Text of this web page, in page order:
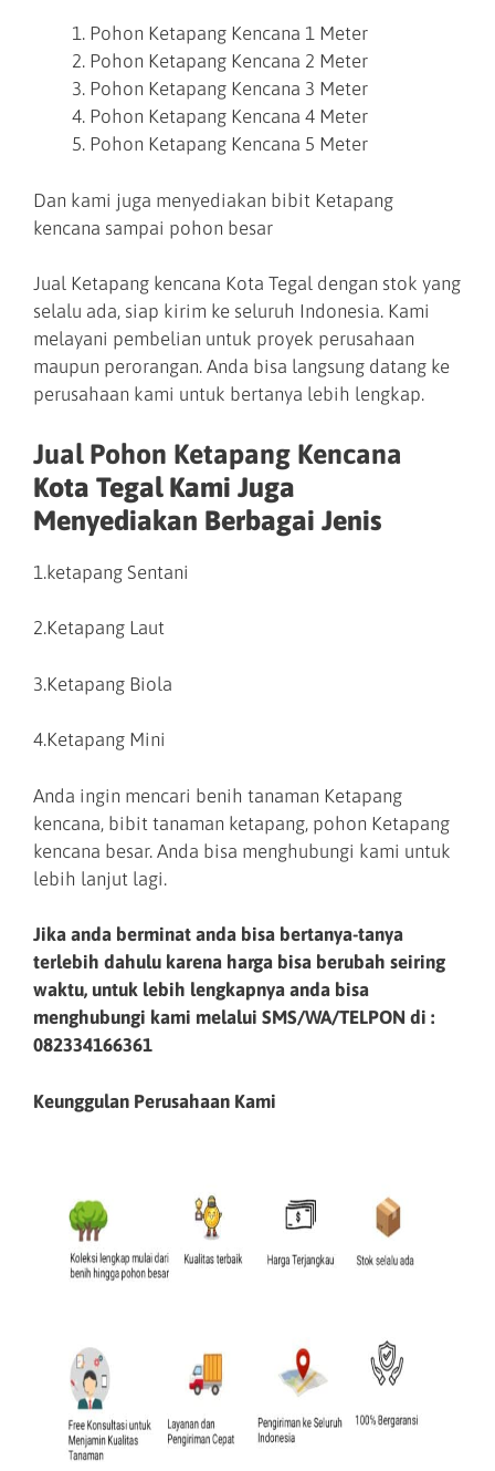
Pohon Ketapang Kencana 1 Meter
Pohon Ketapang Kencana 2 Meter
Pohon Ketapang Kencana 3 Meter
Pohon Ketapang Kencana 4 Meter
Pohon Ketapang Kencana 5 Meter
Dan kami juga menyediakan bibit Ketapang
kencana sampai pohon besar
Jual Ketapang kencana Kota Tegal dengan stok yang
selalu ada, siap kirim ke seluruh Indonesia. Kami
melayani pembelian untuk proyek perusahaan
maupun perorangan. Anda bisa langsung datang ke
perusahaan kami untuk bertanya lebih lengkap.
Jual Pohon Ketapang Kencana
Kota Tegal Kami Juga
Menyediakan Berbagai Jenis
1.ketapang Sentani
2.Ketapang Laut
3.Ketapang Biola
4.Ketapang Mini
Anda ingin mencari benih tanaman Ketapang
kencana, bibit tanaman ketapang, pohon Ketapang
kencana besar. Anda bisa menghubungi kami untuk
lebih lanjut lagi.
Jika anda berminat anda bisa bertanya-tanya
terlebih dahulu karena harga bisa berubah seiring
waktu, untuk lebih lengkapnya anda bisa
menghubungi kami melalui SMS/WA/TELPON di :
082334166361
Keunggulan Perusahaan Kami